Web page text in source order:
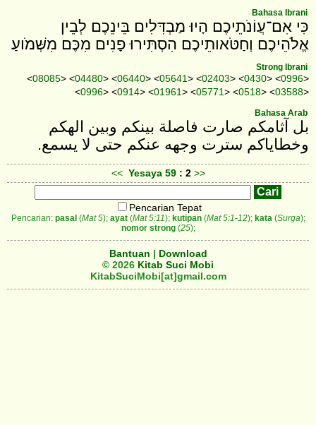
Bahasa Ibrani
כִּי אִם־עֲוֹנֹתֵיכֶם הָיוּ מַבְדִּלִים בֵּינֵכֶם לְבֵין
אֱלֹהֵיכֶם וְחַטֹּאותֵיכֶם הִסְתִּירוּ פָנִים מִכֶּם מִשְּׁמֹועַ׃
Strong Ibrani
<08085> <04480> <06440> <05641> <02403> <0430> <0996>
<0996> <0914> <01961> <05771> <0518> <03588>
Bahasa Arab
بل آثامكم صارت فاصلة بينكم وبين الهكم
وخطاياكم سترت وجهه عنكم حتى لا يسمع.
<< Yesaya 59 : 2 >>
Pencarian Tepat
Pencarian: pasal(Mat 5); ayat(Mat 5:11); kutipan(Mat 5:1-12); kata (Surga);
nomor strong(25);
Bantuan | Download
© 2026 Kitab Suci Mobi
KitabSuciMobi[at]gmail.com